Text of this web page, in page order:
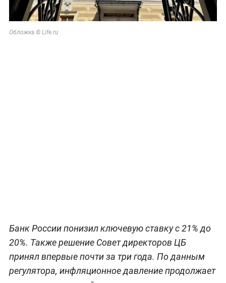
Обложка © Life.ru
Банк России понизил ключевую ставку с 21% до
20%. Также решение Совет директоров ЦБ
принял впервые почти за три года. По данным
регулятора, инфляционное давление продолжает